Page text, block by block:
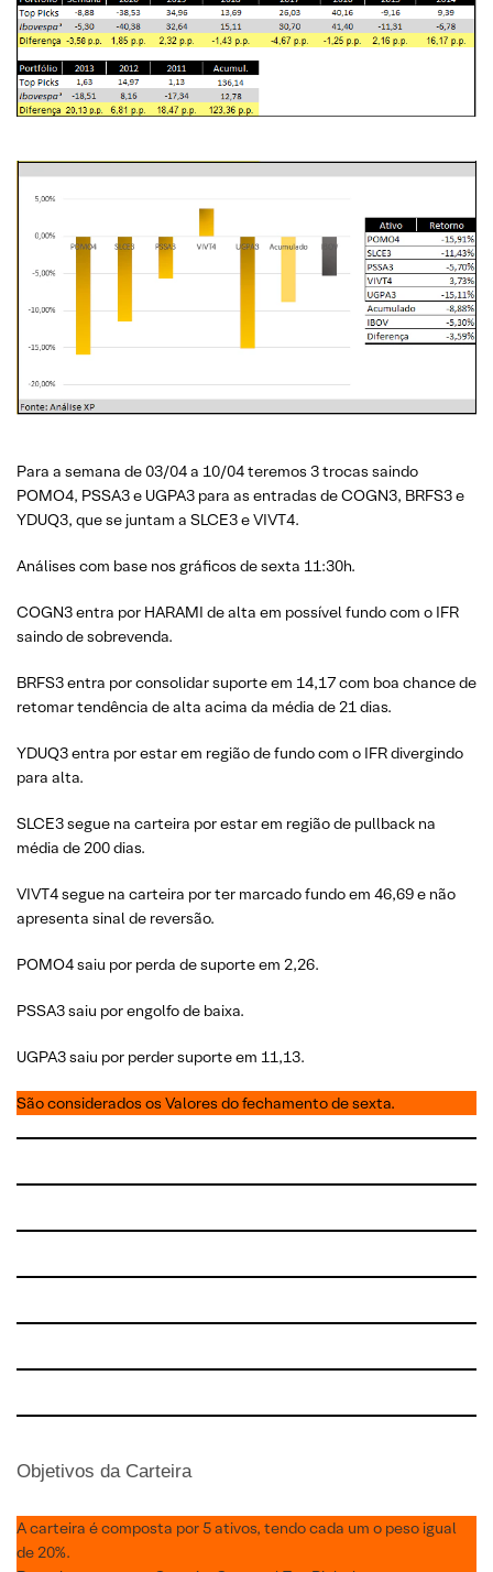
Para a semana de 03/04 a 10/04 teremos 3 trocas saindo
POMO4, PSSA3 e UGPA3 para as entradas de COGN3, BRFS3 e
YDUQ3, que se juntam a SLCE3 e VIVT4.
Análises com base nos gráficos de sexta 11:30h.
COGN3 entra por HARAMI de alta em possível fundo com o IFR
saindo de sobrevenda.
BRFS3 entra por consolidar suporte em 14,17 com boa chance de
retomar tendência de alta acima da média de 21 dias.
YDUQ3 entra por estar em região de fundo com o IFR divergindo
para alta.
SLCE3 segue na carteira por estar em região de pullback na
média de 200 dias.
VIVT4 segue na carteira por ter marcado fundo em 46,69 e não
apresenta sinal de reversão.
POMO4 saiu por perda de suporte em 2,26.
PSSA3 saiu por engolfo de baixa.
UGPA3 saiu por perder suporte em 11,13.
São considerados os Valores do fechamento de sexta.
Objetivos da Carteira
A carteira é composta por 5 ativos, tendo cada um o peso igual
de 20%.